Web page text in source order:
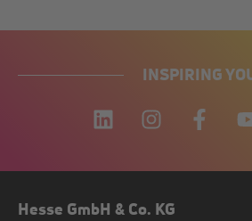
INSPIRING
Hesse GmbH & Co. KG